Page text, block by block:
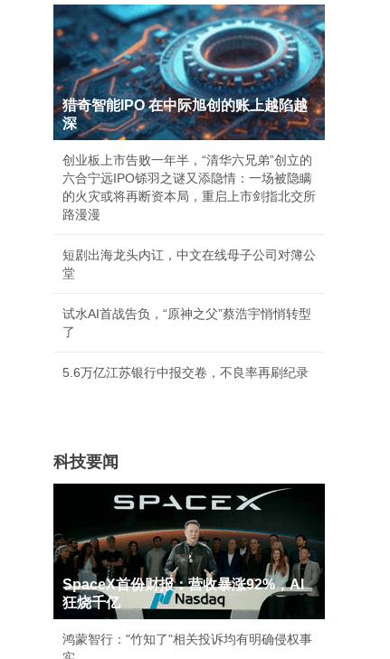
猎奇智能IPO 在中际旭创的账上越陷越
深
创业板上市告败一年半，“清华六兄弟”创立的
六合宁远IPO铩羽之谜又添隐情：一场被隐瞒
的火灾或将再断资本局，重启上市剑指北交所
路漫漫
短剧出海龙头内讧，中文在线母子公司对簿公
堂
试水AI首战告负，“原神之父”蔡浩宇悄悄转型
了
5.6万亿江苏银行中报交卷，不良率再刷纪录
科技要闻
SpaceX首份财报：营收暴涨92%，AI
狂烧千亿
鸿蒙智行："竹知了"相关投诉均有明确侵权事